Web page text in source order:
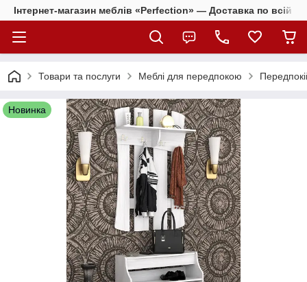
Інтернет-магазин меблів «Perfection» — Доставка по всій
Товари та послуги Меблі для передпокою
Новинка